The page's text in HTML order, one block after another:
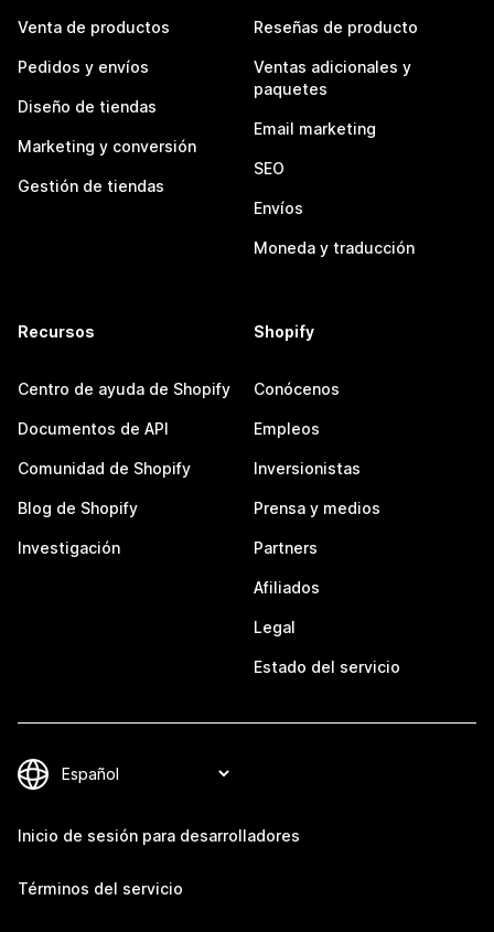
Venta de productos
Pedidos y envíos
Diseño de tiendas
Marketing y conversión
Gestión de tiendas
Reseñas de producto
Ventas adicionales y
paquetes
Email marketing
SEO
Envíos
Moneda y traducción
Recursos
Centro de ayuda de Shopify
Documentos de API
Comunidad de Shopify
Blog de Shopify
Investigación
Shopify
Conócenos
Empleos
Inversionistas
Prensa y medios
Partners
Afiliados
Legal
Estado del servicio
Inicio de sesión para desarrolladores
Términos del servicio